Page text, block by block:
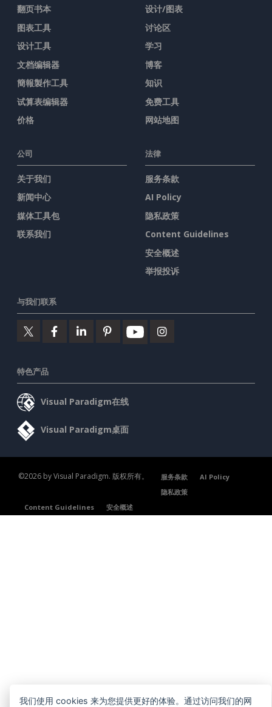
翻页书本
图表工具
设计工具
文档编辑器
簡報製作工具
试算表编辑器
价格
设计/图表
讨论区
学习
博客
知识
免费工具
网站地图
公司
关于我们
新闻中心
媒体工具包
联系我们
法律
服务条款
AI Policy
隐私政策
Content Guidelines
安全概述
举报投诉
与我们联系
特色产品
Visual Paradigm在线
Visual Paradigm桌面
©2026 by Visual Paradigm. 版权所有。 服务条款
AI Policy
隐私政策
Content Guidelines
安全概述
我们使用 cookies 来为您提供更好的体验。通过访问我们的网